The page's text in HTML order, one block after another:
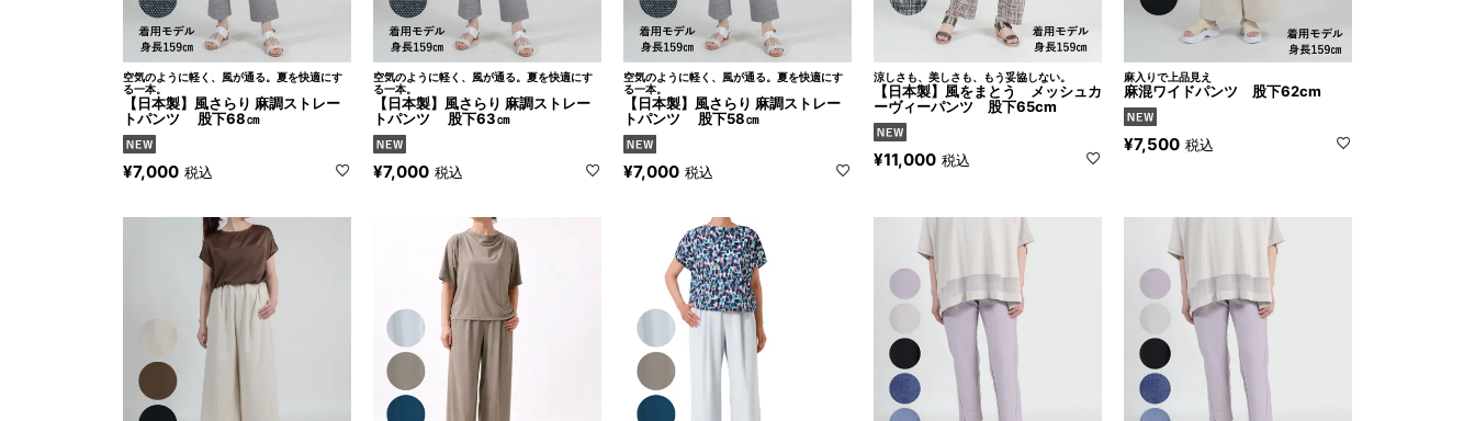
空気のように軽く、風が通る。夏を快適にす
る一本。
【日本製】風さらり 麻調ストレー
トパンツ 股下68㎝
¥7,000 税込
空気のように軽く、風が通る。夏を快適にす
る一本。
【日本製】風さらり 麻調ストレー
トパンツ 股下63㎝
¥7,000 税込
空気のように軽く、風が通る。夏を快適にす
る一本。
【日本製】風さらり 麻調ストレー
トパンツ 股下58㎝
¥7,000 税込
涼しさも、美しさも、もう妥協しない。
【日本製】風をまとう メッシュカ
ーヴィーパンツ 股下65cm
¥11,000 税込
麻入りで上品見え
麻混ワイドパンツ 股下62cm
¥7,500 税込